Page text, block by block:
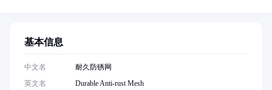
基本信息
中文名
耐久防锈网
英文名
Durable Anti-rust Mesh